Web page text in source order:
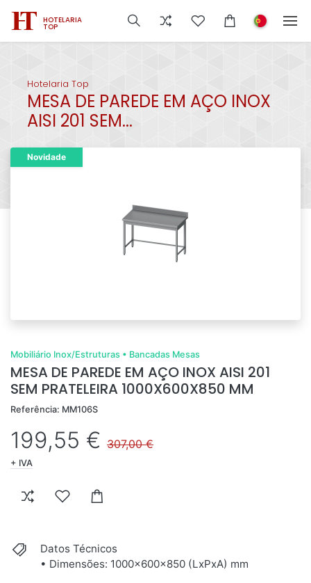
HOTELARIA
TOP
Hotelaria Top
MESA DE PAREDE EM AÇO INOX
AISI 201 SEM...
Novidade
Mobiliário Inox/Estruturas • Bancadas Mesas
MESA DE PAREDE EM AÇO INOX AISI 201
SEM PRATELEIRA 1000X600X850 MM
Referência: MM106S
199,55 € 307,00 €
+ IVA
Datos Técnicos
• Dimensões: 1000x600x850 (LxPxA) mm